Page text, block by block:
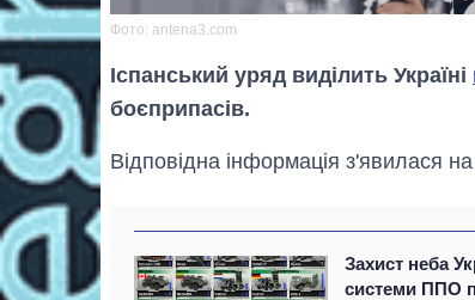
Фото: antena3.com
Іспанський уряд виділить Україні
боєприпасів.
Відповідна інформація з'явилася на
Захист неба
системи ППО